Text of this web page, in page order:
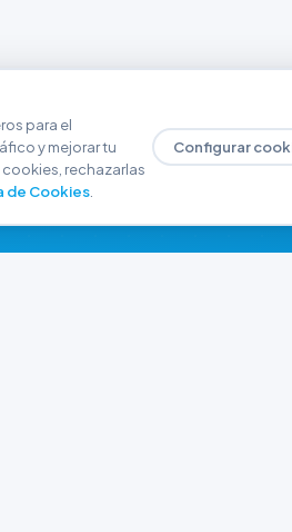
para el
y mejorar tu
rechazarlas
de Cookies.
Configurar